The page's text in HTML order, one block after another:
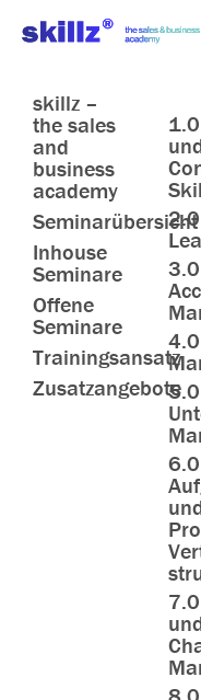
skillz –
the sales
and
business
academy
Seminarübersicht
Inhouse
Seminare
Offene
Seminare
Trainingsansatz
Zusatzangebote
2.0
5.0
6.0